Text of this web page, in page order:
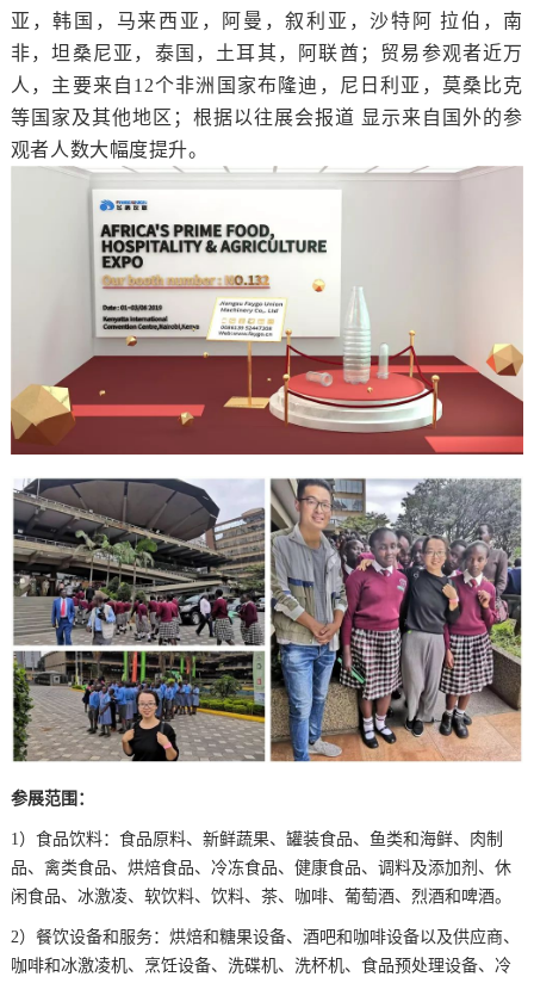
亚，韩国，马来西亚，阿曼，叙利亚，沙特阿 拉伯，南
非，坦桑尼亚，泰国，土耳其，阿联酋；贸易参观者近万
人，主要来自12个非洲国家布隆迪，尼日利亚，莫桑比克
等国家及其他地区；根据以往展会报道 显示来自国外的参
观者人数大幅度提升。
参展范围：
1）食品饮料：食品原料、新鲜蔬果、罐装食品、鱼类和海鲜、肉制
品、禽类食品、烘焙食品、冷冻食品、健康食品、调料及添加剂、休
闲食品、冰激凌、软饮料、饮料、茶、咖啡、葡萄酒、烈酒和啤酒。
2）餐饮设备和服务：烘焙和糖果设备、酒吧和咖啡设备以及供应商、
咖啡和冰激凌机、烹饪设备、洗碟机、洗杯机、食品预处理设备、冷